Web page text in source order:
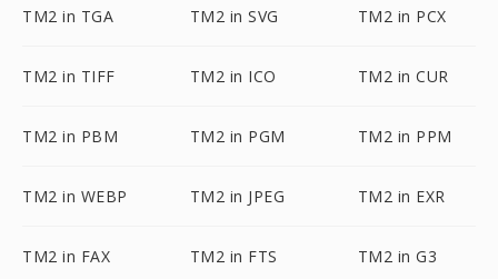
TM2 in TGA TM2 in SVG TM2 in PCX
TM2 in TIFF TM2 in ICO TM2 in CUR
TM2 in PBM TM2 in PGM TM2 in PPM
TM2 in WEBP TM2 in JPEG TM2 in EXR
TM2 in FAX TM2 in FTS TM2 in G3